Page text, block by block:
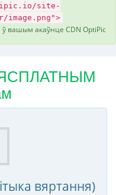
site-
image.png">
ў вашым акаўнце CDN OptiPic
вяртання)